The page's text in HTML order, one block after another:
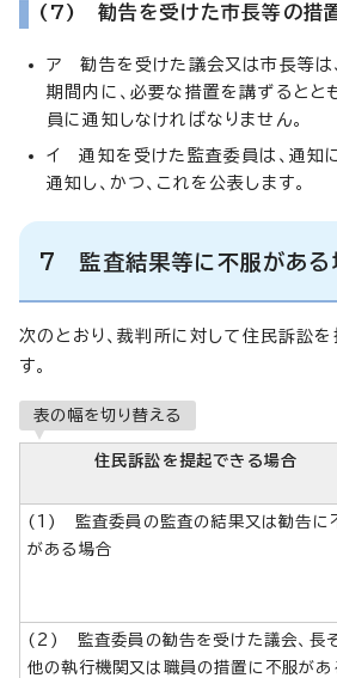
(7) 勧告を受けた市長等の措
ア 勧告を受けた議会又は市長等は
期間内に、必要な措置を講ずるとと
員に通知しなければなりません。
イ 通知を受けた監査委員は、通知
通知し、かつ、これを公表します。
7 監査結果等に不服がある
次のとおり、裁判所に対して住民訴訟
す。
表の幅を切り替える
住民訴訟を提起できる場合
(1) 監査委員の監査の結果又は勧告に
がある場合
(2) 監査委員の勧告を受けた議会、長
他の執行機関又は職員の措置に不服があ